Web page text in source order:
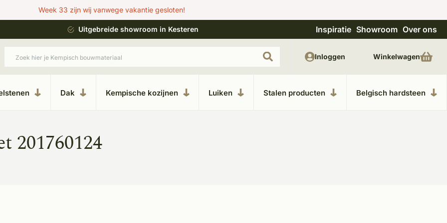
Week 33 zijn wij vanwege vakantie gesloten!
Uitgebreide showroom in Kesteren Unieke materialen in kempische bouwstijl
Inspiratie Showroom Over ons
Dak Kempische kozijnen Luiken Stalen producten Belgisch hardsteen
Inloggen Winkelwagen
201760124